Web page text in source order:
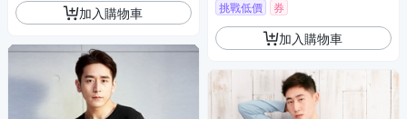
加入購物車
挑戰低價
券
加入購物車